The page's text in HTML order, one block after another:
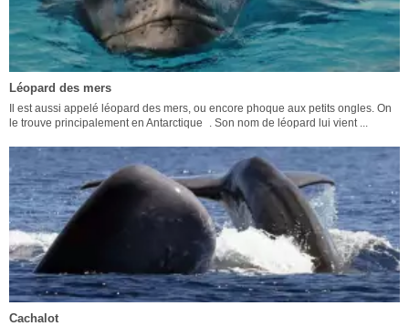
Léopard des mers
Il est aussi appelé léopard des mers, ou encore phoque aux petits ongles. On
le trouve principalement en Antarctique . Son nom de léopard lui vient ...
Cachalot